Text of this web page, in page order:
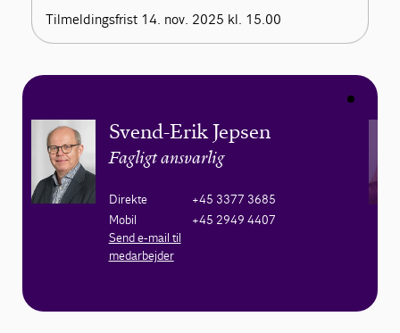
Tilmeldingsfrist 14. nov. 2025 kl. 15.00
Svend-Erik Jepsen
Fagligt ansvarlig
Direkte
+45 3377 3685
Mobil
+45 2949 4407
Send e-mail til
medarbejder